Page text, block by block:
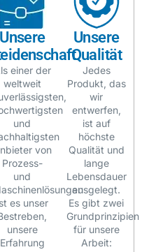
Unsere
einer der
weltweit
und
von
Prozess-
und
es unser
unsere
Erfahrung
Unsere
Qualität
Jedes
Produkt, das
wir
entwerfen,
ist auf
höchste
Qualität und
lange
Lebensdauer
ausgelegt.
Es gibt zwei
Grundprinzipien
für unsere
Arbeit: